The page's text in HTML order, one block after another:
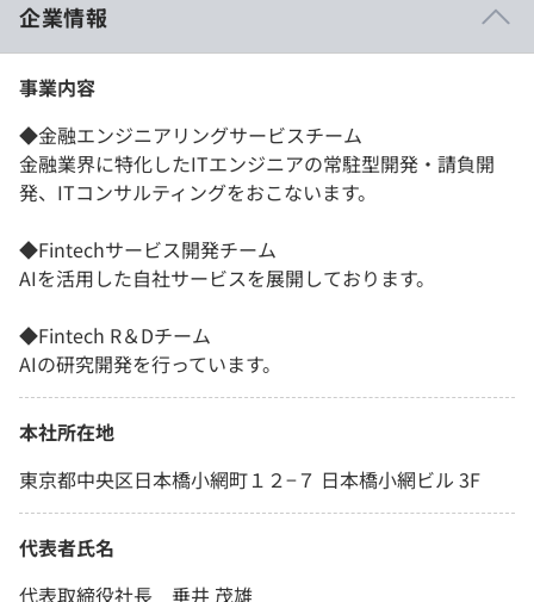
企業情報
事業内容
◆金融エンジニアリングサービスチーム
金融業界に特化したITエンジニアの常駐型開発・請負開
発、ITコンサルティングをおこないます。
◆Fintechサービス開発チーム
AIを活用した自社サービスを展開しております。
◆Fintech R＆Dチーム
AIの研究開発を行っています。
本社所在地
東京都中央区日本橋小網町１２−７ 日本橋小網ビル 3F
代表者氏名
代表取締役社長 垂井 茂雄